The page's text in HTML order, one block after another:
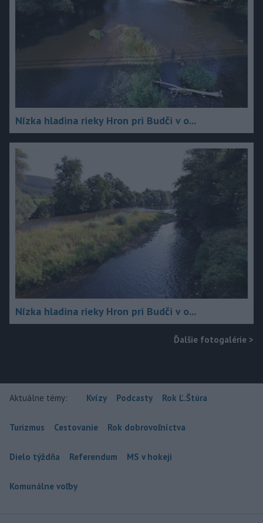
Nízka hladina rieky Hron pri Budči v o...
Nízka hladina rieky Hron pri Budči v o...
Ďalšie fotogalérie >
Aktuálne témy: Kvízy Podcasty Rok Ľ.Štúra
Turizmus Cestovanie Rok dobrovoľníctva
Dielo týždňa Referendum MS v hokeji
Komunálne voľby